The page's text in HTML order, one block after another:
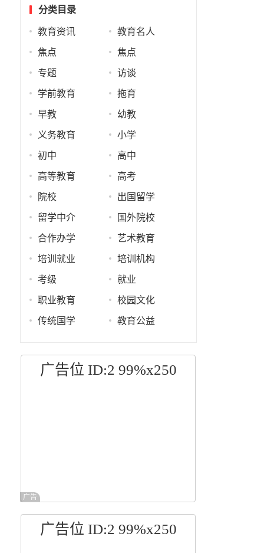
分类目录
教育资讯 教育名人
焦点 焦点
专题 访谈
学前教育 拖育
早教 幼教
义务教育 小学
初中 高中
高等教育 高考
院校 出国留学
留学中介 国外院校
合作办学 艺术教育
培训就业 培训机构
考级 就业
职业教育 校园文化
传统国学 教育公益
广告位 ID:2 99%x250
广告
广告位 ID:2 99%x250